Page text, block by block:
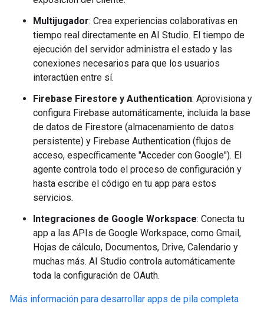
Multijugador: Crea experiencias colaborativas en
tiempo real directamente en AI Studio. El tiempo de
ejecución del servidor administra el estado y las
conexiones necesarios para que los usuarios
interactúen entre sí.
Firebase Firestore y Authentication: Aprovisiona y
configura Firebase automáticamente, incluida la base
de datos de Firestore (almacenamiento de datos
persistente) y Firebase Authentication (flujos de
acceso, específicamente "Acceder con Google"). El
agente controla todo el proceso de configuración y
hasta escribe el código en tu app para estos
servicios.
Integraciones de Google Workspace: Conecta tu
app a las APIs de Google Workspace, como Gmail,
Hojas de cálculo, Documentos, Drive, Calendario y
muchas más. AI Studio controla automáticamente
toda la configuración de OAuth.
Más información para desarrollar apps de pila completa